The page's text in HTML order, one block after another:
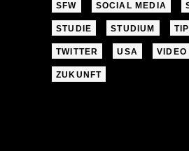
SFW SOCIAL MEDIA
STUDIE STUDIUM
TWITTER USA VIDEO
ZUKUNFT